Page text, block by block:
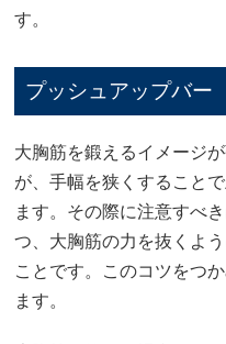
す。
プッシュアップバー
大胸筋を鍛えるイメージ
が、手幅を狭くすること
ます。その際に注意すべ
つ、大胸筋の力を抜くよ
ことです。このコツをつ
ます。